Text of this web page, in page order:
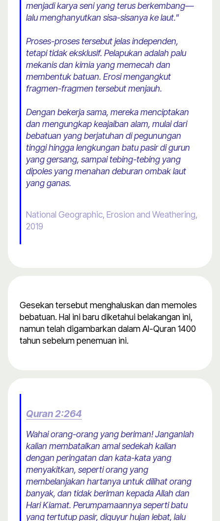
menjadi karya seni yang terus berkembang—
lalu menghanyutkan sisa-sisanya ke laut."
Proses-proses tersebut jelas independen,
tetapi tidak eksklusif. Pelapukan adalah palu
mekanis dan kimia yang memecah dan
membentuk batuan. Erosi mengangkut
fragmen-fragmen tersebut menjauh.
Dengan bekerja sama, mereka menciptakan
dan mengungkap keajaiban alam, mulai dari
bebatuan yang berjatuhan di pegunungan
tinggi hingga lengkungan batu pasir di gurun
yang gersang, sampai tebing-tebing yang
dipoles yang menahan deburan ombak laut
yang ganas.
National Geographic, Erosion and Weathering,
2019
Gesekan tersebut menghaluskan dan memoles
bebatuan. Hal ini baru diketahui belakangan ini,
namun telah digambarkan dalam Al-Quran 1400
tahun sebelum penemuan ini.
Quran 2:264
Wahai orang-orang yang beriman! Janganlah
kalian membatalkan amal sedekah kalian
dengan peringatan dan kata-kata yang
menyakitkan, seperti orang yang
membelanjakan hartanya untuk dilihat orang
banyak, dan tidak beriman kepada Allah dan
Hari Kiamat. Perumpamaannya seperti batu
yang tertutup pasir, diguyur hujan lebat, lalu